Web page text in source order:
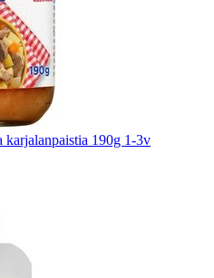
karjalanpaistia 190g 1-3v